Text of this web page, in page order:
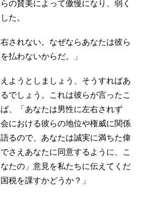
の賛美によって傲慢になり、弱く
た。
されない。なぜならあなたは彼ら
払わないからだ。」
ようとしましょう、そうすればあ
でしょう。これは彼らが言ったこ
、「あなたは男性に左右されず
会における彼らの地位や権威に関係
るので、あなたは誠実に満ちた偉
さえあなたに同意するように、こ
たの」意見を私たちに伝えてくだ
税を課すかどうか？」